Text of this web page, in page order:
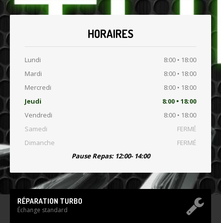
HORAIRES
Lundi
8:00 • 18:00
Mardi
8:00 • 18:00
Mercredi
8:00 • 18:00
Jeudi
8:00 • 18:00
Vendredi
8:00 • 18:00
Samedi
FERMÉ
Dimanche
FERMÉ
Pause Repas: 12:00- 14:00
RÉPARATION TURBO
Échange standard